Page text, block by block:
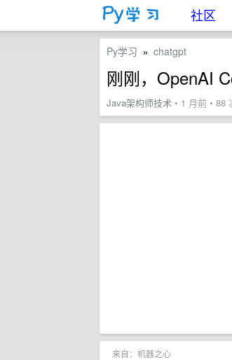
社区
Py学习 » chatgpt
刚刚，OpenAI
Java架构师技术 • 1 月前 • 88
来自：机器之心